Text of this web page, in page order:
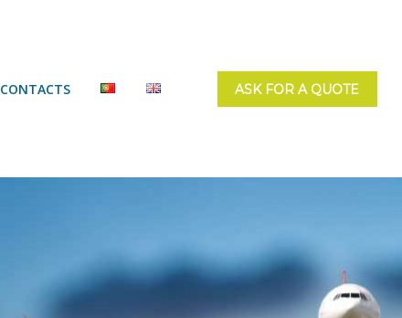
CONTACTS ASK FOR A QUOTE